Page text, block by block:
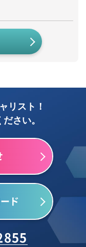
リスト！
さい。
せ
ド